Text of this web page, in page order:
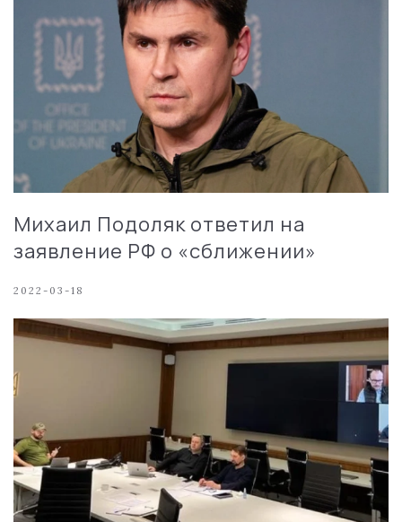
Михаил Подоляк ответил на
заявление РФ о «сближении»
2022-03-18